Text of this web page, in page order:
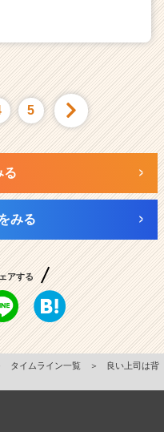
5
る
みる
アする
タイムライン一覧 ＞
良い上司は背